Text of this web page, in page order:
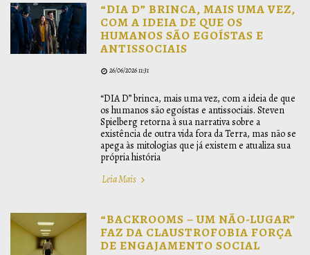
“DIA D” BRINCA, MAIS UMA VEZ,
COM A IDEIA DE QUE OS
HUMANOS SÃO EGOÍSTAS E
ANTISSOCIAIS
26/06/2026 11:31
“DIA D” brinca, mais uma vez, com a ideia de que
os humanos são egoístas e antissociais. Steven
Spielberg retorna à sua narrativa sobre a
existência de outra vida fora da Terra, mas não se
apega às mitologias que já existem e atualiza sua
própria história
Leia Mais
“BACKROOMS – UM NÃO-LUGAR”
FAZ DA CLAUSTROFOBIA FORÇA
DE ENGAJAMENTO SOCIAL